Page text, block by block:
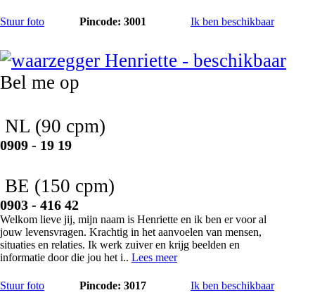
Stuur foto Pincode: 3001 Ik ben beschikbaar
Bel me op
NL (90 cpm)
0909 - 19 19
BE (150 cpm)
0903 - 416 42
Welkom lieve jij, mijn naam is Henriette en ik ben er voor al
jouw levensvragen. Krachtig in het aanvoelen van mensen,
situaties en relaties. Ik werk zuiver en krijg beelden en
informatie door die jou het i.. Lees meer
Stuur foto Pincode: 3017 Ik ben beschikbaar